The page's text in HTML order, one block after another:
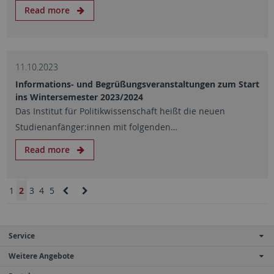
Read more
11.10.2023
Informations- und Begrüßungsveranstaltungen zum Start
ins Wintersemester 2023/2024
Das Institut für Politikwissenschaft heißt die neuen
Studienanfänger:innen mit folgenden…
Read more
1 2 3 4 5
Service
Weitere Angebote